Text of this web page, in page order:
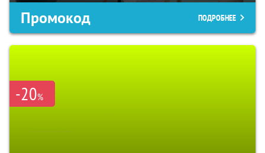
Промокод ПОДРОБНЕЕ
-20%